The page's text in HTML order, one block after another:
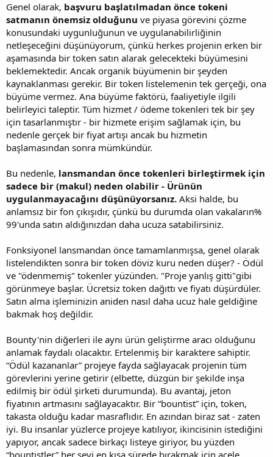
Genel olarak, başvuru başlatılmadan önce tokeni
satmanın önemsiz olduğunu ve piyasa görevini çözme
konusundaki uygunluğunun ve uygulanabilirliğinin
netleşeceğini düşünüyorum, çünkü herkes projenin erken bir
aşamasında bir token satın alarak gelecekteki büyümesini
beklemektedir. Ancak organik büyümenin bir şeyden
kaynaklanması gerekir. Bir token listelemenin tek gerçeği, ona
büyüme vermez. Ana büyüme faktörü, faaliyetiyle ilgili
belirleyici taleptir. Tüm hizmet / ödeme tokenleri tek bir şey
için tasarlanmıştır - bir hizmete erişim sağlamak için, bu
nedenle gerçek bir fiyat artışı ancak bu hizmetin
başlamasından sonra mümkündür.
Bu nedenle, lansmandan önce tokenleri birleştirmek için
sadece bir (makul) neden olabilir - Ürünün
uygulanmayacağını düşünüyorsanız. Aksi halde, bu
anlamsız bir fon çıkışıdır, çünkü bu durumda olan vakaların%
99'unda satın aldığınızdan daha ucuza satabilirsiniz.
Fonksiyonel lansmandan önce tamamlanmışsa, genel olarak
listelendikten sonra bir token döviz kuru neden düşer? - Ödül
ve "ödenmemiş" tokenler yüzünden. "Proje yanlış gitti"gibi
görünmeye başlar. Ücretsiz token dağıttı ve fiyatı düşürdüler.
Satın alma işleminizin aniden nasıl daha ucuz hale geldiğine
bakmak hoş değildir.
Bounty'nin diğerleri ile aynı ürün geliştirme aracı olduğunu
anlamak faydalı olacaktır. Ertelenmiş bir karaktere sahiptir.
“Ödül kazananlar” projeye fayda sağlayacak projenin tüm
görevlerini yerine getirir (elbette, düzgün bir şekilde inşa
edilmiş bir ödül şirketi durumunda). Bu avantaj, jeton
fiyatının artmasını sağlayacaktır. Bir “bountist” için, token,
takasta olduğu kadar masraflıdır. En azından biraz sat - zaten
iyi. Bu insanlar yüzlerce projeye katılıyor, ikincisinin istediğini
yapıyor, ancak sadece birkaçı listeye giriyor, bu yüzden
“bountistler” her şeyi en kısa sürede bırakmak için acele